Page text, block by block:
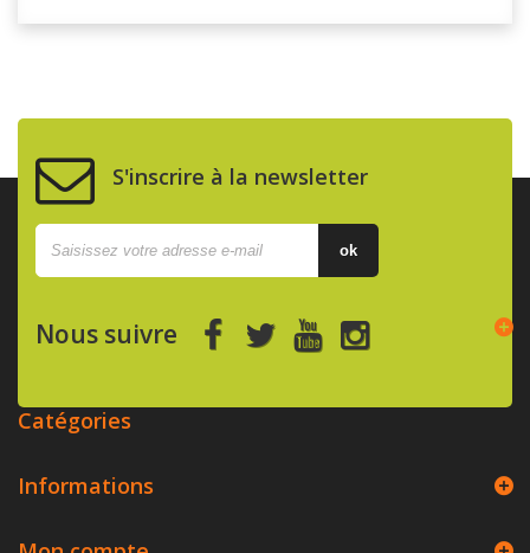
S'inscrire à la newsletter
ok
Nous suivre
Catégories
Informations